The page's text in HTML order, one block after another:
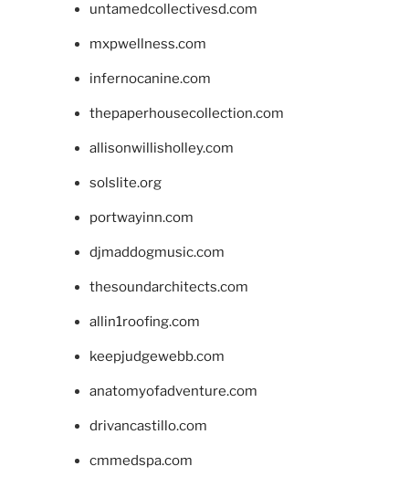
untamedcollectivesd.com
mxpwellness.com
infernocanine.com
thepaperhousecollection.com
allisonwillisholley.com
solslite.org
portwayinn.com
djmaddogmusic.com
thesoundarchitects.com
allin1roofing.com
keepjudgewebb.com
anatomyofadventure.com
drivancastillo.com
cmmedspa.com